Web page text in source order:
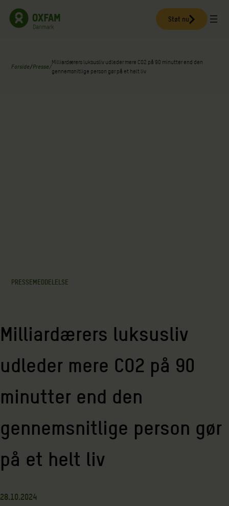
Spring
Støt nu
Forside/Presse/
Milliardærers luksusliv udleder mere CO2 på 90 minutter end den
gennemsnitlige person gør på et helt liv
PRESSEMEDDELELSE
Milliardærers luksusliv
udleder mere CO2 på 90
minutter end den
gennemsnitlige person gør
på et helt liv
28.10.2024